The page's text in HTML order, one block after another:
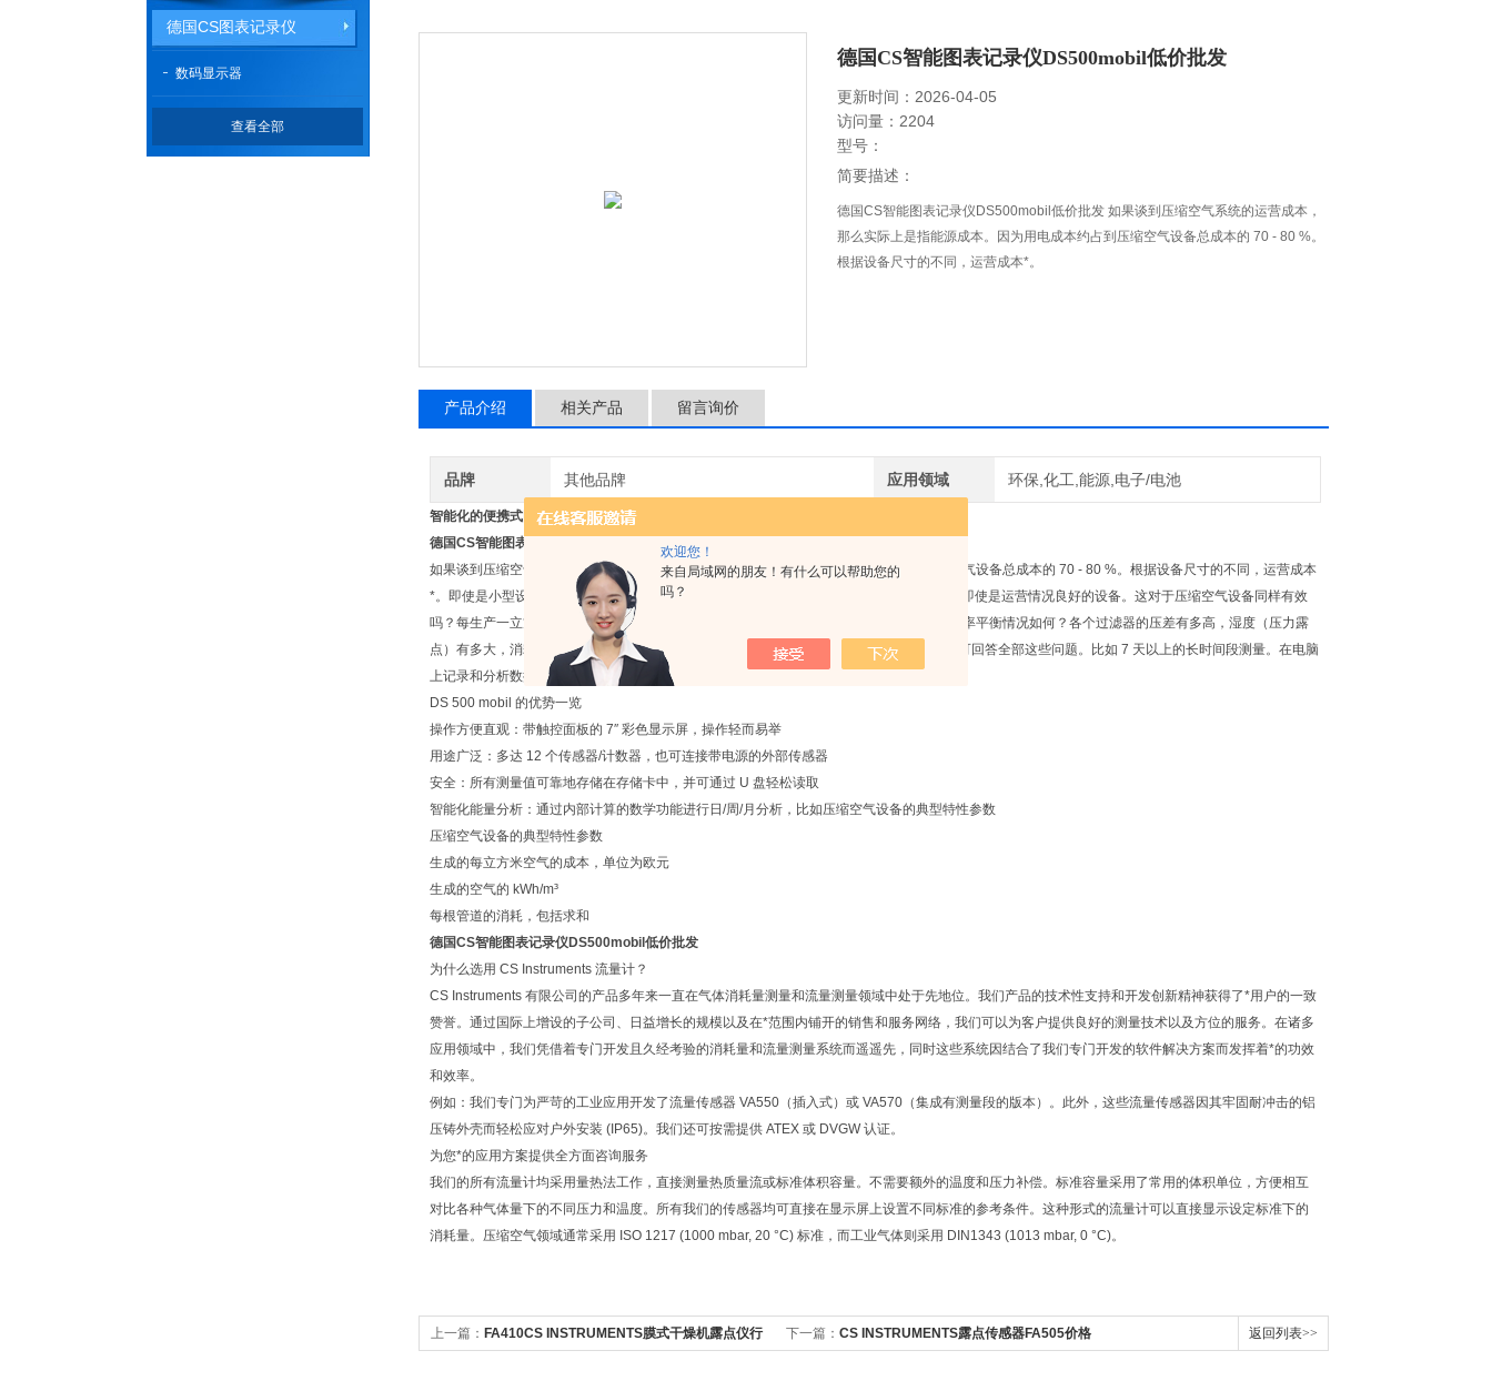
欢迎您！
来自局域网的朋友！有什么可以帮助您的
吗？
德国CS图表记录仪
数码显示器
查看全部
德国CS智能图表记录仪DS500mobil​低价批发
更新时间：2026-04-05
访问量：2204
型号：
简要描述：
德国CS智能图表记录仪DS500mobil​低价批发 如果谈到压缩空气系统的运营成本，
那么实际上是指能源成本。因为用电成本约占到压缩空气设备总成本的 70 - 80 %。
根据设备尺寸的不同，运营成本*。
产品介绍 相关产品 留言询价
品牌 其他品牌 应用领域 环保,化工,能源,电子/电池
智能化的便携式图表记录仪 - DS 500 mobil
德国CS智能图表记录仪DS500mobil​低价批发
如果谈到压缩空气系统的运营成本，那么实际上是指能源成本。因为用电成本约占到压缩空气设备总成本的 70 - 80 %。根据设备尺寸的不同，运营成本
*。即使是小型设备，其运营成本每年也达到 10,000 - 20,000 欧元。可大幅降低这一金额 - 即使是运营情况良好的设备。这对于压缩空气设备同样有效
吗？每生产一立方米空气实际产生多少用电成本？通过热回收可获得哪些能量？设备的总功率平衡情况如何？各个过滤器的压差有多高，湿度（压力露
点）有多大，消耗多少压缩空气？通过 DS 500 mobil 图表记录仪和相应的传感器及计数器可回答全部这些问题。比如 7 天以上的长时间段测量。在电脑
上记录和分析数据。
DS 500 mobil 的优势一览
操作方便直观：带触控面板的 7″ 彩色显示屏，操作轻而易举
用途广泛：多达 12 个传感器/计数器，也可连接带电源的外部传感器
安全：所有测量值可靠地存储在存储卡中，并可通过 U 盘轻松读取
智能化能量分析：通过内部计算的数学功能进行日/周/月分析，比如压缩空气设备的典型特性参数
压缩空气设备的典型特性参数
生成的每立方米空气的成本，单位为欧元
生成的空气的 kWh/m³
每根管道的消耗，包括求和
德国CS智能图表记录仪DS500mobil​低价批发
为什么选用 CS Instruments 流量计？
CS Instruments 有限公司的产品多年来一直在气体消耗量测量和流量测量领域中处于先地位。我们产品的技术性支持和开发创新精神获得了*用户的一致
赞誉。通过国际上增设的子公司、日益增长的规模以及在*范围内铺开的销售和服务网络，我们可以为客户提供良好的测量技术以及方位的服务。在诸多
应用领域中，我们凭借着专门开发且久经考验的消耗量和流量测量系统而遥遥先，同时这些系统因结合了我们专门开发的软件解决方案而发挥着*的功效
和效率。
例如：我们专门为严苛的工业应用开发了流量传感器 VA550（插入式）或 VA570（集成有测量段的版本）。此外，这些流量传感器因其牢固耐冲击的铝
压铸外壳而轻松应对户外安装 (IP65)。我们还可按需提供 ATEX 或 DVGW 认证。
为您*的应用方案提供全方面咨询服务
我们的所有流量计均采用量热法工作，直接测量热质量流或标准体积容量。不需要额外的温度和压力补偿。标准容量采用了常用的体积单位，方便相互
对比各种气体量下的不同压力和温度。所有我们的传感器均可直接在显示屏上设置不同标准的参考条件。这种形式的流量计可以直接显示设定标准下的
消耗量。压缩空气领域通常采用 ISO 1217 (1000 mbar, 20 °C) 标准，而工业气体则采用 DIN1343 (1013 mbar, 0 °C)。
上一篇： FA410CS INSTRUMENTS膜式干燥机露点仪行 下一篇： CS INSTRUMENTS露点传感器FA505价格 返回列表>>